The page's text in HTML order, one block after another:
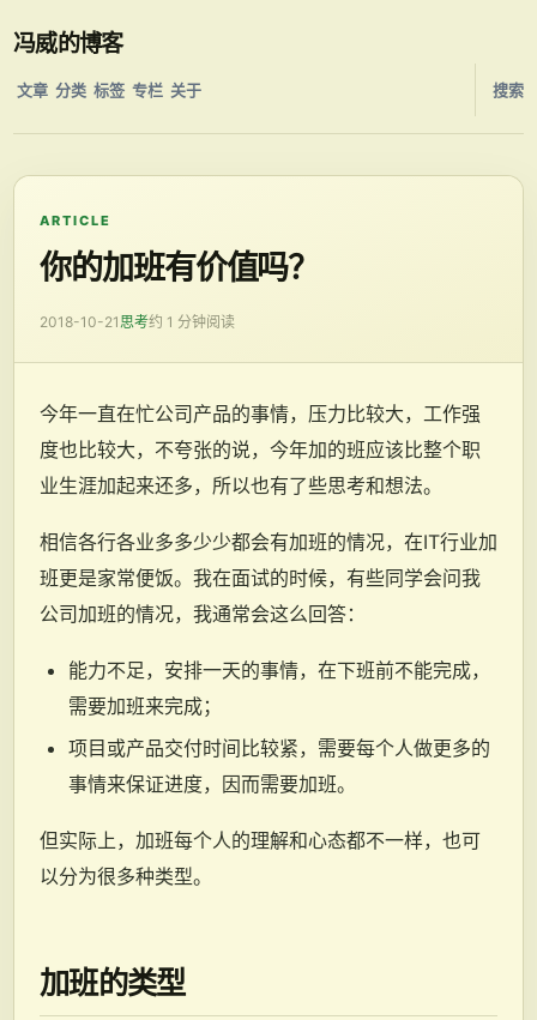
冯威的博客
文章 分类 标签 专栏 关于 搜索
ARTICLE
你的加班有价值吗？
2018-10-21思考约 1 分钟阅读
今年一直在忙公司产品的事情，压力比较大，工作强
度也比较大，不夸张的说，今年加的班应该比整个职
业生涯加起来还多，所以也有了些思考和想法。
相信各行各业多多少少都会有加班的情况，在IT行业加
班更是家常便饭。我在面试的时候，有些同学会问我
公司加班的情况，我通常会这么回答：
能力不足，安排一天的事情，在下班前不能完成，
需要加班来完成；
项目或产品交付时间比较紧，需要每个人做更多的
事情来保证进度，因而需要加班。
但实际上，加班每个人的理解和心态都不一样，也可
以分为很多种类型。
加班的类型